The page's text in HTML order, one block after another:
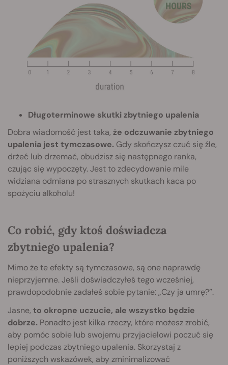
Długoterminowe skutki zbytniego upalenia
Dobra wiadomość jest taka, że odczuwanie zbytniego
upalenia jest tymczasowe. Gdy skończysz czuć się źle,
drżeć lub drzemać, obudzisz się następnego ranka,
czując się wypoczęty. Jest to zdecydowanie mile
widziana odmiana po strasznych skutkach kaca po
spożyciu alkoholu!
Co robić, gdy ktoś doświadcza
zbytniego upalenia?
Mimo że te efekty są tymczasowe, są one naprawdę
nieprzyjemne. Jeśli doświadczyłeś tego wcześniej,
prawdopodobnie zadałeś sobie pytanie: „Czy ja umrę?”.
Jasne, to okropne uczucie, ale wszystko będzie
dobrze. Ponadto jest kilka rzeczy, które możesz zrobić,
aby pomóc sobie lub swojemu przyjacielowi poczuć się
lepiej podczas zbytniego upalenia. Skorzystaj z
poniższych wskazówek, aby zminimalizować